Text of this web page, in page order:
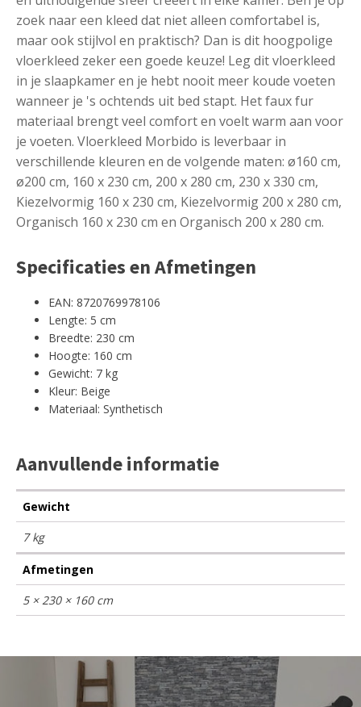
zoek naar een kleed dat niet alleen comfortabel is,
maar ook stijlvol en praktisch? Dan is dit hoogpolige
vloerkleed zeker een goede keuze! Leg dit vloerkleed
in je slaapkamer en je hebt nooit meer koude voeten
wanneer je 's ochtends uit bed stapt. Het faux fur
materiaal brengt veel comfort en voelt warm aan voor
je voeten. Vloerkleed Morbido is leverbaar in
verschillende kleuren en de volgende maten: ø160 cm,
ø200 cm, 160 x 230 cm, 200 x 280 cm, 230 x 330 cm,
Kiezelvormig 160 x 230 cm, Kiezelvormig 200 x 280 cm,
Organisch 160 x 230 cm en Organisch 200 x 280 cm.
Specificaties en Afmetingen
EAN: 8720769978106
Lengte: 5 cm
Breedte: 230 cm
Hoogte: 160 cm
Gewicht: 7 kg
Kleur: Beige
Materiaal: Synthetisch
Aanvullende informatie
Gewicht
7 kg
Afmetingen
5 × 230 × 160 cm